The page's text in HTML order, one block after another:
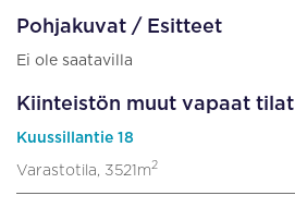
Pohjakuvat / Esitteet
Ei ole saatavilla
Kiinteistön muut vapaat tilat
Kuussillantie 18
Varastotila, 3521m2